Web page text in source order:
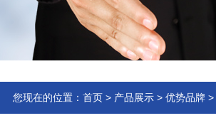
您现在的位置： 首页 > 产品展示 > 优势品牌 >